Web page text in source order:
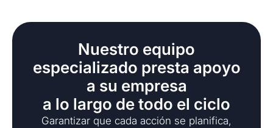
Nuestro equipo
especializado presta apoyo
a su empresa
a lo largo de todo el ciclo
Garantizar que cada acción se planifica,